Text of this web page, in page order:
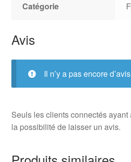
Catégorie
Avis
Il n’y a pas encore
Seuls les clients connectés
la possibilité de laisser un avis.